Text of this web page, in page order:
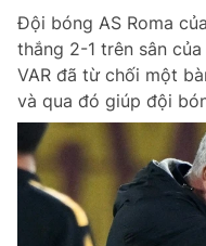
Đội bóng AS Roma
thắng 2-1 trên sân
VAR đã từ chối một
và qua đó giúp đội